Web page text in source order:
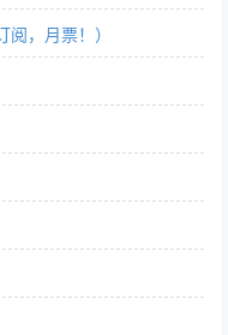
，月票！）